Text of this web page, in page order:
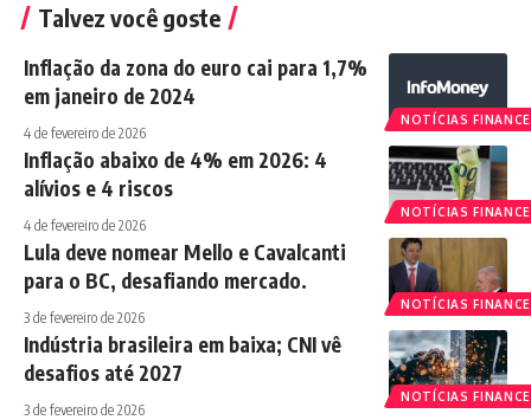
Talvez você goste
NOTÍCIAS
Inflação da zona do euro cai para 1,7%
em janeiro de 2024
4 de fevereiro de 2026
NOTÍCIAS
Inflação abaixo de 4% em 2026: 4
alívios e 4 riscos
4 de fevereiro de 2026
NOTÍCIAS
Lula deve nomear Mello e Cavalcanti
para o BC, desafiando mercado.
3 de fevereiro de 2026
NOTÍCIAS
Indústria brasileira em baixa; CNI vê
desafios até 2027
3 de fevereiro de 2026